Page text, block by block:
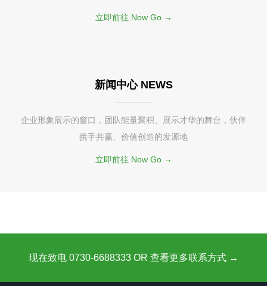
立即前往 Now Go →
新闻中心 NEWS
企业形象展示的窗口，团队能量聚积、展示才华的舞台，伙伴
携手共赢、价值创造的发源地
立即前往 Now Go →
现在致电 0730-6688333 OR 查看更多联系方式 →